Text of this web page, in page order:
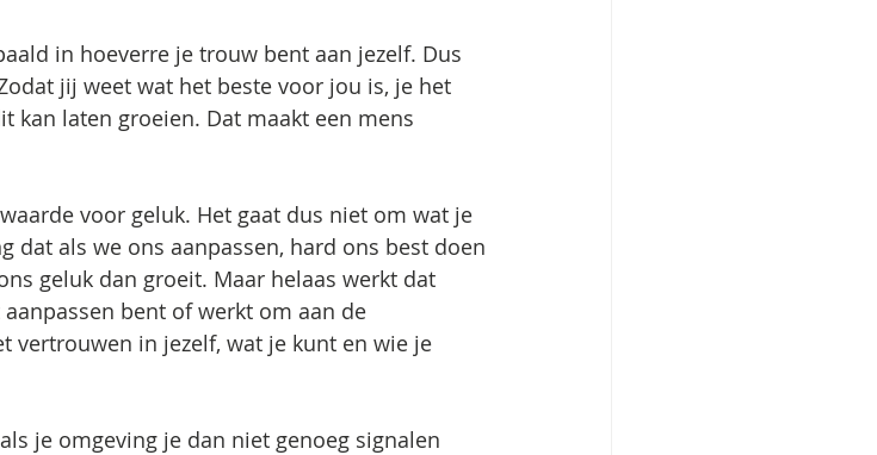
in hoeverre je trouw bent aan jezelf. Dus
jij weet wat het beste voor jou is, je het
kan laten groeien. Dat maakt een mens
voor geluk. Het gaat dus niet om wat je
dat als we ons aanpassen, hard ons best doen
geluk dan groeit. Maar helaas werkt dat
bent of werkt om aan de
vertrouwen in jezelf, wat je kunt en wie je
je omgeving je dan niet genoeg signalen